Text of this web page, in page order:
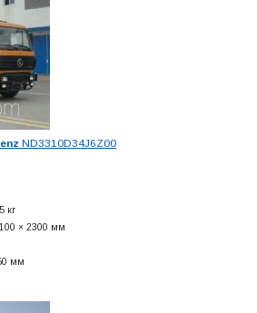
ND3310D34J6Z00
кг
× 2300 мм
мм